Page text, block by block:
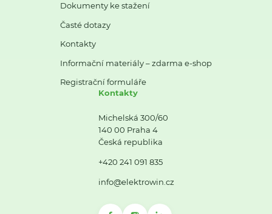
Dokumenty ke stažení
Časté dotazy
Kontakty
Informační materiály – zdarma e-shop
Registrační formuláře
Kontakty
Michelská 300/60
140 00 Praha 4
Česká republika
+420 241 091 835
info@elektrowin.cz